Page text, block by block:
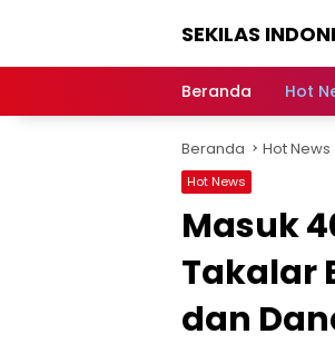
SEKILAS
Terkini,
Latest
World,
Headlines,
News
Beranda Hot
Beranda Hot News
Hot News
Masuk
Takalar
dan